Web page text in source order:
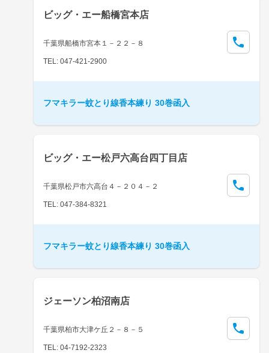
ビッグ・エー船橋宮本店
千葉県船橋市宮本１－２２－８
TEL: 047-421-2900
フマキラー蚊とり線香本練り 30巻函入
ビッグ・エー松戸六高台四丁目店
千葉県松戸市六高台４－２０４－２
TEL: 047-384-8321
フマキラー蚊とり線香本練り 30巻函入
ジェーソン柏沼南店
千葉県柏市大津ケ丘２－８－５
TEL: 04-7192-2323